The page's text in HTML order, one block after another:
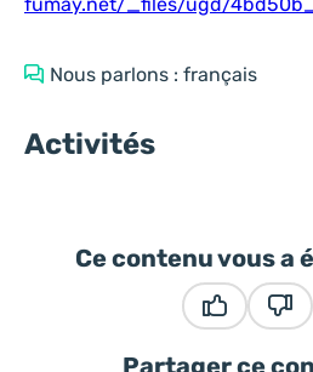
Nous parlons : français
Activités
Ce contenu vous a
Partager ce